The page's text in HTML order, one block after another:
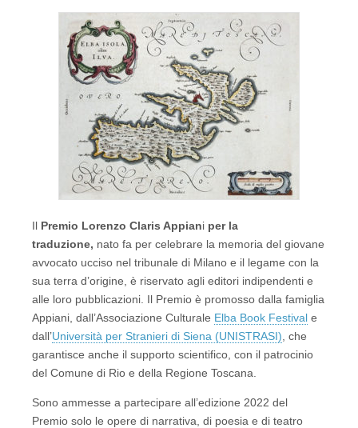
Il Premio Lorenzo Claris Appiani per la
traduzione, nato fa per celebrare la memoria del giovane
avvocato ucciso nel tribunale di Milano e il legame con la
sua terra d’origine, è riservato agli editori indipendenti e
alle loro pubblicazioni. Il Premio è promosso dalla famiglia
Appiani, dall’Associazione Culturale Elba Book Festival e
dall’Università per Stranieri di Siena (UNISTRASI) , che
garantisce anche il supporto scientifico, con il patrocinio
del Comune di Rio e della Regione Toscana.
Sono ammesse a partecipare all’edizione 2022 del
Premio solo le opere di narrativa, di poesia e di teatro